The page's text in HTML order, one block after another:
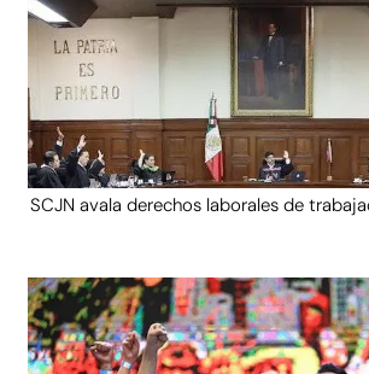
SCJN avala derechos laborales de